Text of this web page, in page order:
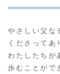
やさしい父な
くださってあ
わたしたちが
歩むことがで